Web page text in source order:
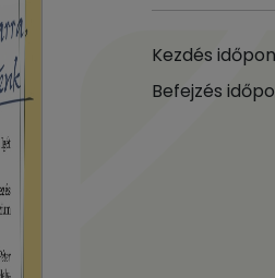
Kezdés
Befejzés